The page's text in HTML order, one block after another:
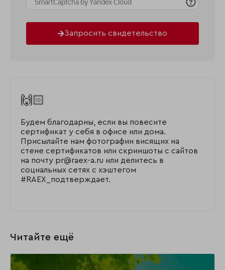
Запросить свидетельство
🙌🏻
Будем благодарны, если вы повесите
сертификат у себя в офисе или дома.
Присылайте нам фотографии висящих на
стене сертификатов или скриншоты с сайтов
на почту pr@raex-a.ru или делитесь в
социальных сетях с хэштегом
#RAEX_подтверждает.
Читайте ещё